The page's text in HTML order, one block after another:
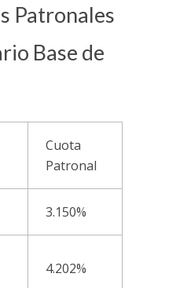
Patronales
Base de
Cuota
Patronal
3.150%
4.202%